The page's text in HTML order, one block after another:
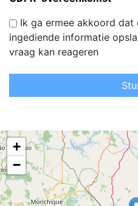
Ik ga ermee akkoord dat
ingediende informatie
vraag kan reageren
+
−